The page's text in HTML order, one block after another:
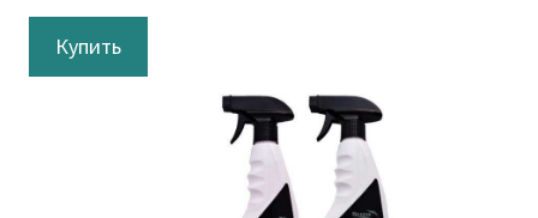
Купить